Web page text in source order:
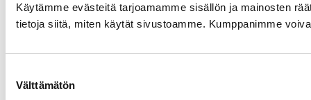
Käytämme evästeitä tarjoamamme sisällön ja mainosten
tietoja siitä, miten käytät sivustoamme. Kumppanimme
valinta
Välttämätön